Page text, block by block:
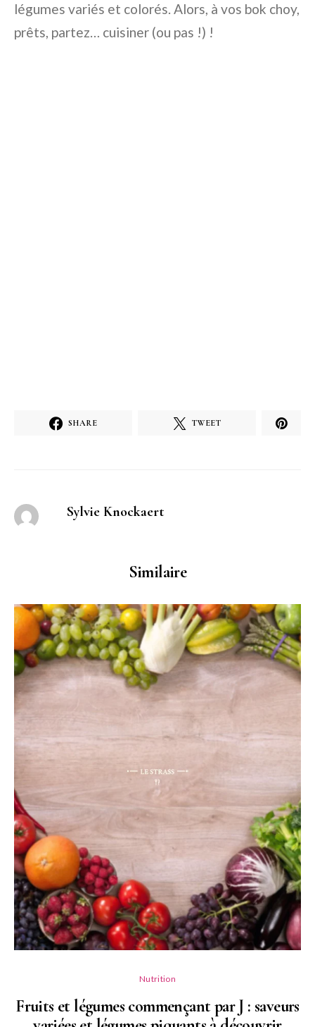
légumes variés et colorés. Alors, à vos bok choy,
prêts, partez… cuisiner (ou pas !) !
SHARE TWEET
Sylvie Knockaert
Similaire
Nutrition
Fruits et légumes commençant par J : saveurs